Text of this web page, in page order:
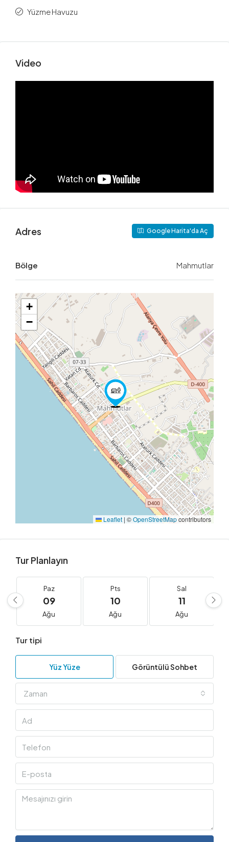
Yüzme Havuzu
Video
Adres Google Harita'da Aç
Bölge Mahmutlar
+
−
Leaflet | ©OpenStreetMapcontributors
Tur Planlayın
Paz
09
Ağu
Pts
10
Ağu
Sal
11
Ağu
Tur tipi
Yüz Yüze Görüntülü Sohbet
Zaman